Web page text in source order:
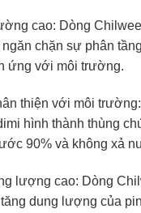
cao: Dòng
chặn sự phân
ứng với môi trường.
thiện với môi
hình thành thùng
90% và không xả
lượng cao: Dòng
dung lượng của